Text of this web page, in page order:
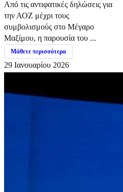
Από τις αντιφατικές δηλώσεις για
την ΑΟΖ μέχρι τους
συμβολισμούς στο Μέγαρο
Μαξίμου, η παρουσία του ...
Μάθετε περισσότερα
29 Ιανουαρίου 2026